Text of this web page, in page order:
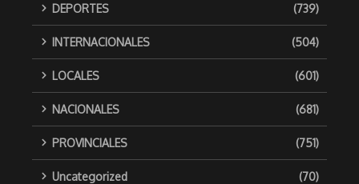
DEPORTES (739)
INTERNACIONALES (504)
LOCALES (601)
NACIONALES (681)
PROVINCIALES (751)
Uncategorized (70)